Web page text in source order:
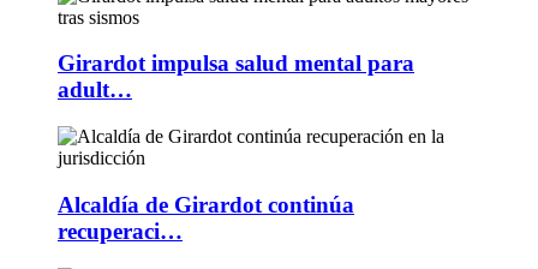
Girardot impulsa salud mental para
adult…
Alcaldía de Girardot continúa
recuperaci…